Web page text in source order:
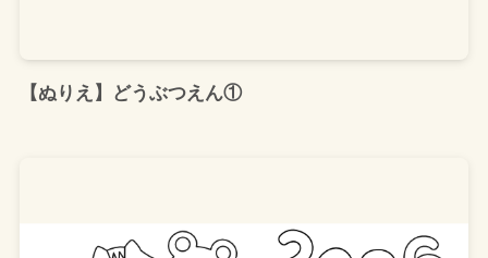
【ぬりえ】どうぶつえん①